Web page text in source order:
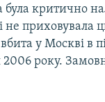
була критично
не приховувала
у Москві в
року.